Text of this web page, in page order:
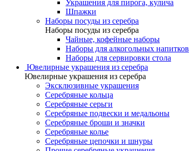
Украшения для пирога, кулича
Шпажки
Наборы посуды из серебра
Наборы посуды из серебра
Чайные, кофейные наборы
Наборы для алкогольных напитков
Наборы для сервировки стола
Ювелирные украшения из серебра
Ювелирные украшения из серебра
Эксклюзивные украшения
Серебряные кольца
Серебряные серьги
Серебряные подвески и медальоны
Серебряные броши и значки
Серебряные колье
Серебряные цепочки и шнуры